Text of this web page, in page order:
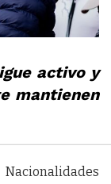
activo y
mantienen